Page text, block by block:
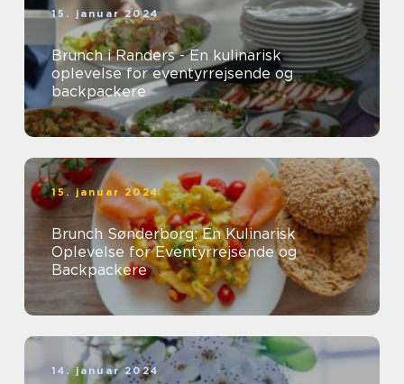
15. januar 2024
Brunch i Randers - En kulinarisk
oplevelse for eventyrrejsende og
backpackere
15. januar 2024
Brunch Sønderborg: En Kulinarisk
Oplevelse for Eventyrrejsende og
Backpackere
14. januar 2024